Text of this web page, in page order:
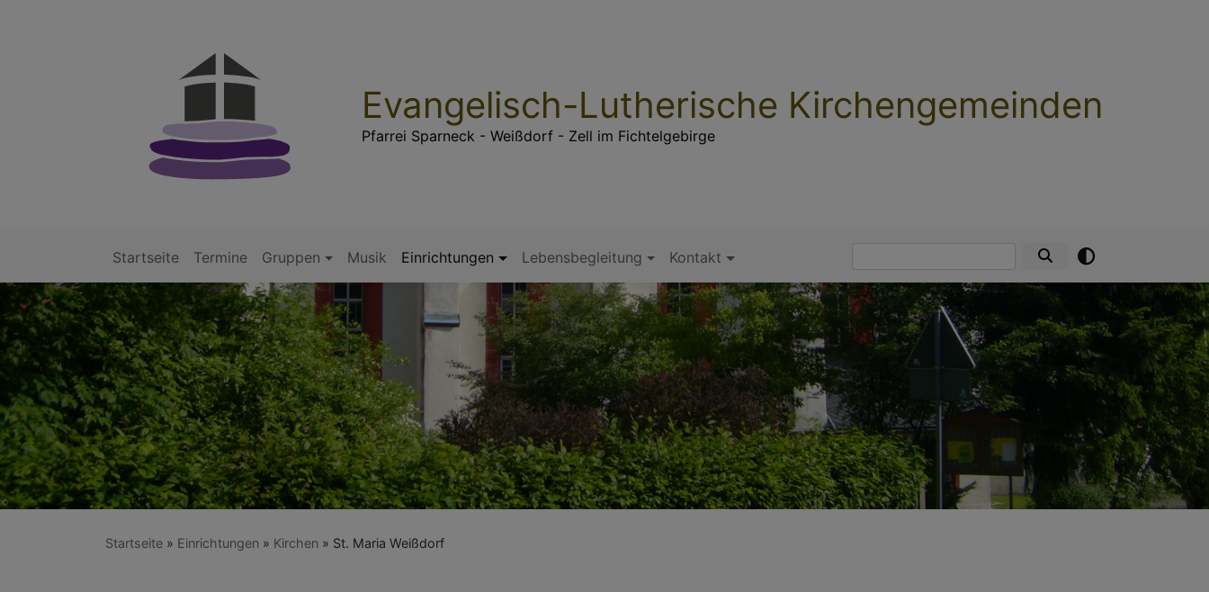
Evangelisch-Lutherische Kirchengemeinden
Pfarrei Sparneck - Weißdorf - Zell im Fichtelgebirge
Hauptnavigation
Startseite Termine Gruppen Musik Einrichtungen Lebensbegleitung Kontakt
Startseite Einrichtungen Kirchen St. Maria Weißdorf